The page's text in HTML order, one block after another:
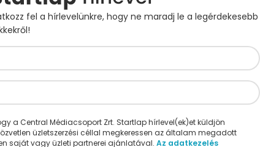
fel a hírlevelünkre, hogy ne maradj le a legérdekesebb
a Central Médiacsoport Zrt. Startlap hírlevel(ek)et küldjön
üzletszerzési céllal megkeressen az általam megadott
saját vagy üzleti partnerei ajánlatával. Az adatkezelés